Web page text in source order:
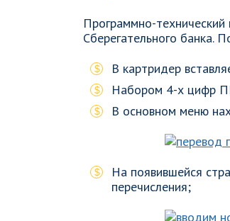
Программно-
Сберегательного банка.
В картридер
Набором 4-х цифр
В основном меню
На появившейся
перечисления;